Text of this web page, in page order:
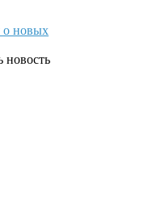
о новых
новость